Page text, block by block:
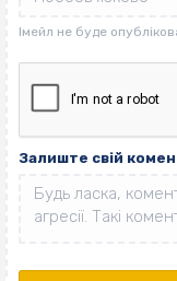
Залиште свій